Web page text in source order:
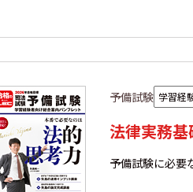
予備試験 学習経
法律実務基
予備試験に必要